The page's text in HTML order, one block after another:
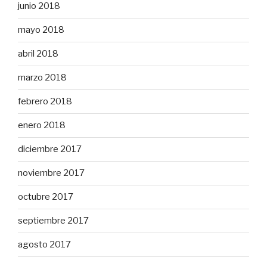
junio 2018
mayo 2018
abril 2018
marzo 2018
febrero 2018
enero 2018
diciembre 2017
noviembre 2017
octubre 2017
septiembre 2017
agosto 2017